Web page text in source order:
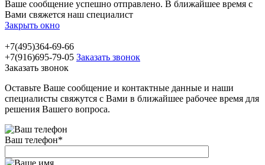
Ваше сообщение успешно отправлено. В ближайшее время с
Вами свяжется наш специалист
Закрыть окно
+7(495)364-69-66
+7(916)695-79-05 Заказать звонок
Заказать звонок
Оставьте Ваше сообщение и контактные данные и наши
специалисты свяжутся с Вами в ближайшее рабочее время для
решения Вашего вопроса.
Ваш телефон*